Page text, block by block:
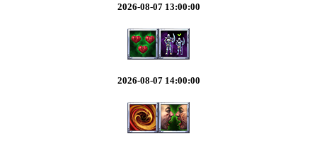
2026-08-07 13:00:00
2026-08-07 14:00:00